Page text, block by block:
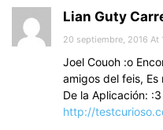
Lian Guty
20 septiembre, 2016 At
Joel Couoh :o
amigos del feis, Es
De la
http://